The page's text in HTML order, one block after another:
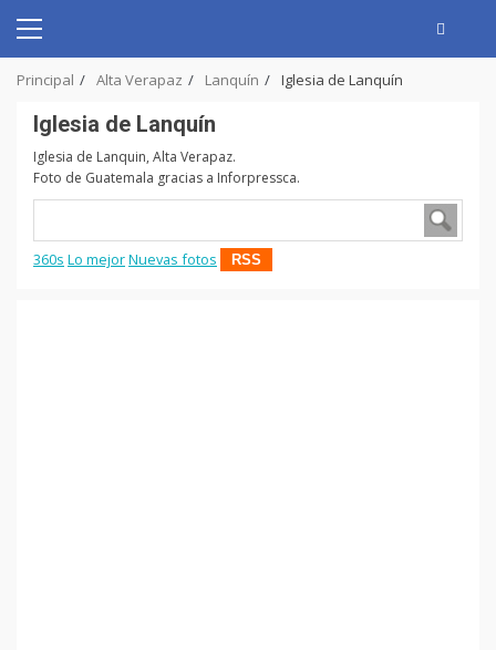
content
Primary
Principal Alta Verapaz Lanquín Iglesia de Lanquín
Iglesia de Lanquín
Iglesia de Lanquin, Alta Verapaz.
Foto de Guatemala gracias a Inforpressca.
360s Lo mejorNuevas fotos RSS